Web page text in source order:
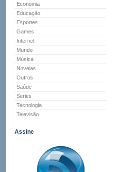
Economia
Educação
Esportes
Games
Internet
Mundo
Música
Novelas
Outros
Saúde
Series
Tecnologia
Televisão
Assine